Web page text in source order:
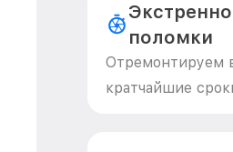
поломки
Отремонтируем
кратчайшие